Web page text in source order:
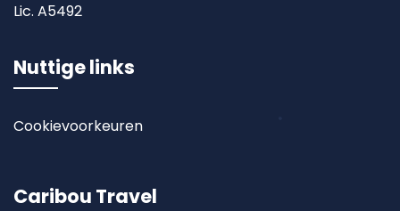
Lic. A5492
Nuttige links
Cookievoorkeuren
Caribou Travel